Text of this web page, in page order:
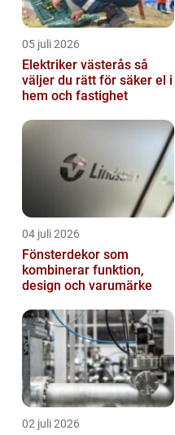
05 juli 2026
Elektriker västerås så
väljer du rätt för säker el i
hem och fastighet
04 juli 2026
Fönsterdekor som
kombinerar funktion,
design och varumärke
02 juli 2026